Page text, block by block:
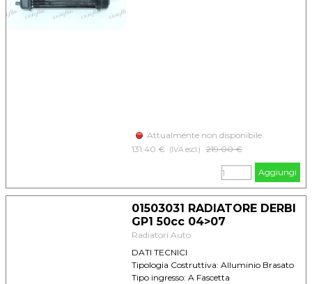
Attualmente non disponibile.
131.40 €
(IVA escl.) Prezzo senza sconto
219.00 €
Aggiungi
01503031 RADIATORE DERBI
GP1 50cc 04>07
Radiatori Auto
DATI TECNICI
Tipologia Costruttiva: Alluminio Brasato
Tipo ingresso: A Fascetta